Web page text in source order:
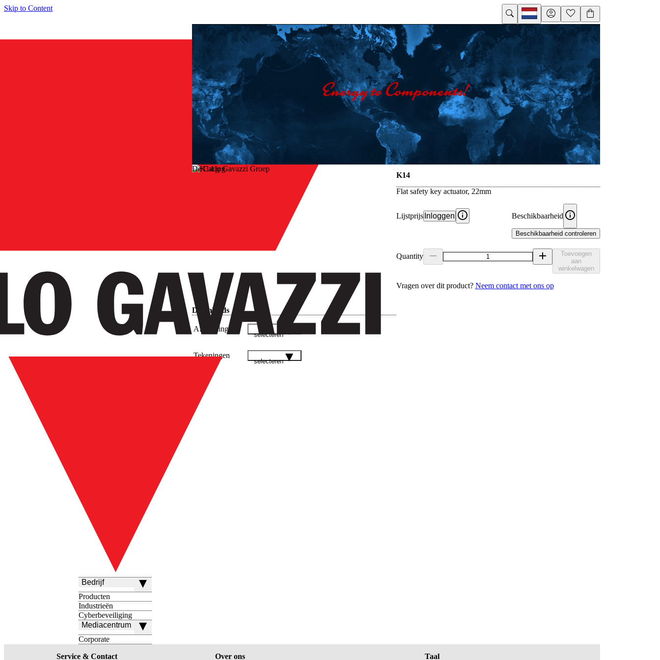
Skip to Content
Bedrijf
Producten
Industrieën
Cyberbeveiliging
Mediacentrum
Corporate
De Carlo Gavazzi Groep
K14
Flat safety key actuator, 22mm
Lijstprijs Inloggen Beschikbaarheid
Beschikbaarheid controleren
Quantity
Toevoegen
aan
winkelwagen
Vragen over dit product? Neem contact met ons op
Downloads
Afbeeldingen
selecteren
Tekeningen
selecteren
Service & Contact Over ons Taal